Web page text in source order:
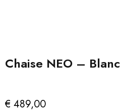
Chaise NEO – Blanc
€ 489,00